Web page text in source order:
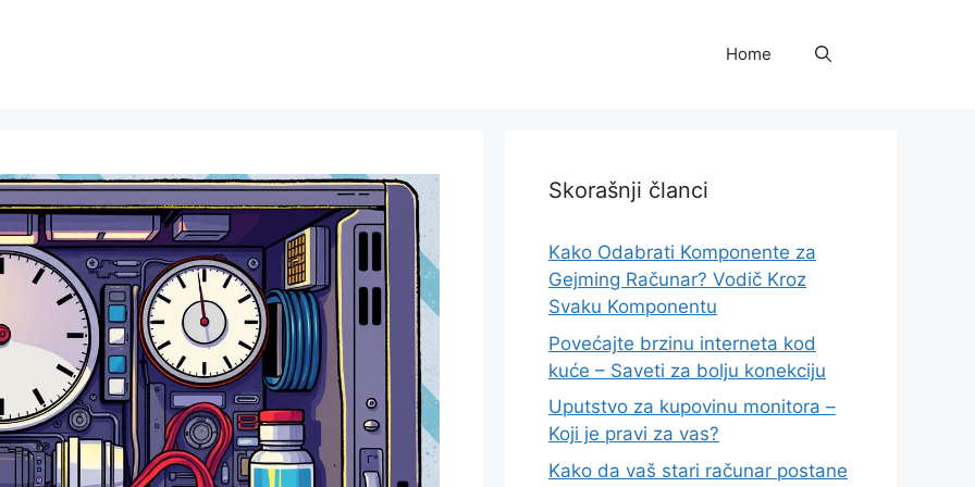
Home
Skorašnji članci
Kako Odabrati Komponente za
Gejming Računar? Vodič Kroz
Svaku Komponentu
Povećajte brzinu interneta kod
kuće – Saveti za bolju konekciju
Uputstvo za kupovinu monitora –
Koji je pravi za vas?
Kako da vaš stari računar postane